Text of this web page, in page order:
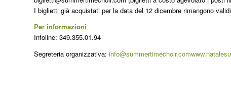
I biglietti già acquistati per la data del 12 dicembre rimangono
Per informazioni
Infoline: 349.355.01.94
Segreteria organizzativa: info@summertimechoir.com